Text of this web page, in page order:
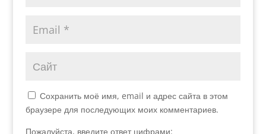
Сохранить моё имя, email и адрес сайта в этом
браузере для последующих моих комментариев.
Пожалуйста, введите ответ цифрами: